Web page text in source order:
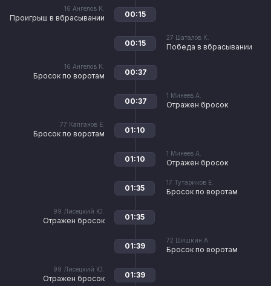
16 Ангелов К.
Проигрыш в вбрасывании 00:15
27 Шаталов К.
Победа в вбрасывании
00:15
16 Ангелов К.
Бросок по воротам 00:37
1 Минеев А.
Отражен бросок
00:37
77 Калганов Е.
Бросок по воротам 01:10
1 Минеев А.
Отражен бросок
01:10
17 Тутариков Е.
Бросок по воротам
01:35
99 Лисецкий Ю.
Отражен бросок 01:35
72 Шишкин А.
Бросок по воротам
01:39
99 Лисецкий Ю.
Отражен бросок 01:39